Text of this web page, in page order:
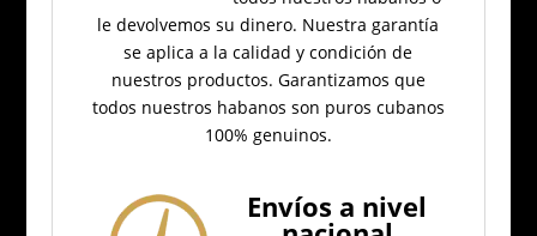
le devolvemos su dinero. Nuestra garantía
se aplica a la calidad y condición de
nuestros productos. Garantizamos que
todos nuestros habanos son puros cubanos
100% genuinos.
Envíos a nivel